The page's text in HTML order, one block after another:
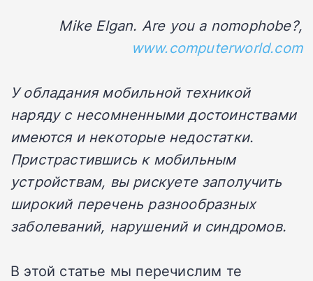
Mike Elgan. Are you a nomophobe?,
www.computerworld.com
У обладания мобильной техникой
наряду с несомненными достоинствами
имеются и некоторые недостатки.
Пристрастившись к мобильным
устройствам, вы рискуете заполучить
широкий перечень разнообразных
заболеваний, нарушений и синдромов.
В этой статье мы перечислим те